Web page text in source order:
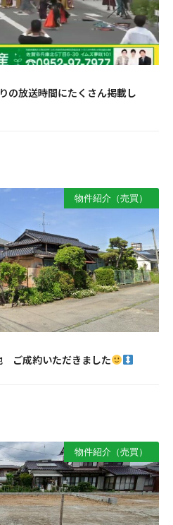
の放送時間にたくさん掲載し
物件紹介（売買）
ご成約いただきました
物件紹介（売買）